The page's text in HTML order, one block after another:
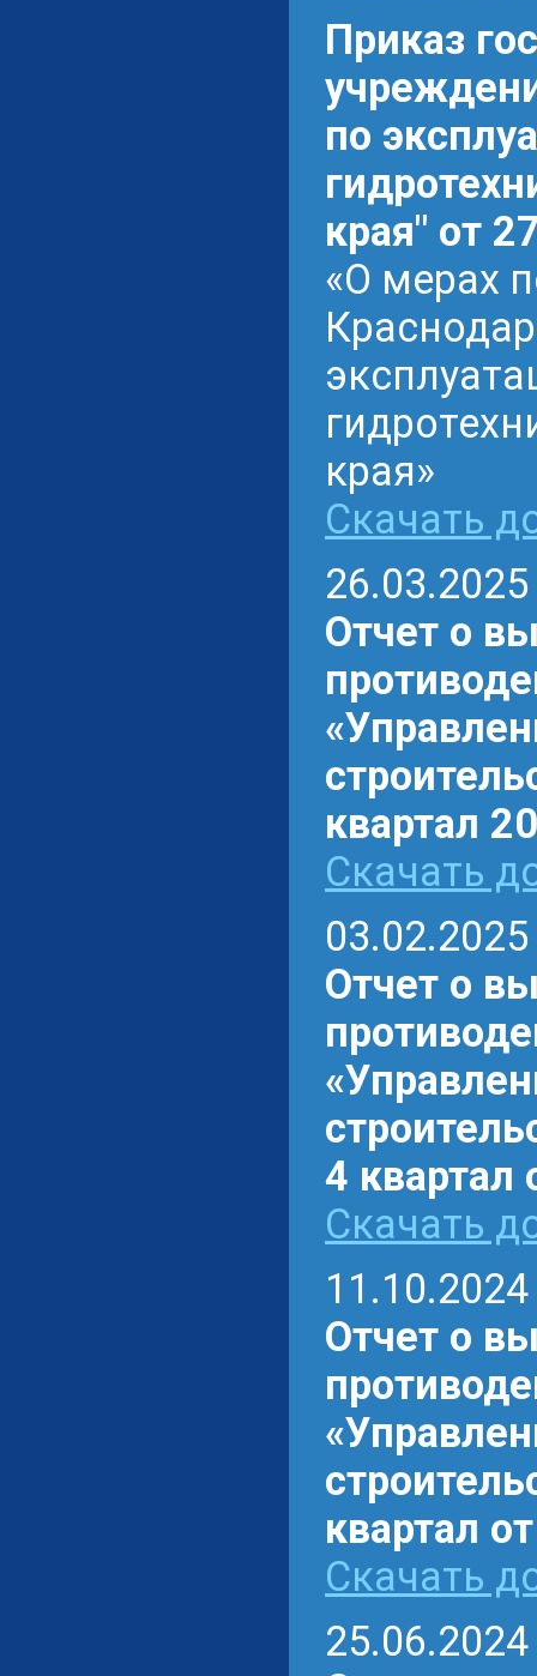
Приказ
по
края" от
«О мерах
края»
Скачать
26.03.2025
Отчет о
квартал
Скачать
03.02.2025
Отчет о
ст
4 квартал
Скачать
11.10.2024
Отчет о
квартал
Скачать
25.06.2024